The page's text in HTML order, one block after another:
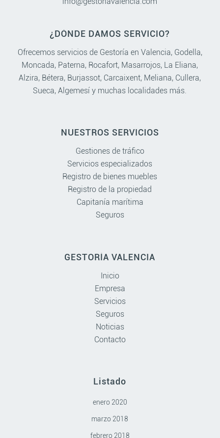
¿DÓNDE DAMOS SERVICIO?
Ofrecemos servicios de Gestoría en Valencia, Godella,
Moncada, Paterna, Rocafort, Masarrojos, La Eliana,
Alzira, Bétera, Burjassot, Carcaixent, Meliana, Cullera,
Sueca,Algemesí y muchas localidades más.
NUESTROS SERVICIOS
Gestiones de tráfico
Servicios especializados
Registro de bienes muebles
Registro de la propiedad
Capitanía marítima
Seguros
GESTORÍA VALENCIA
Inicio
Empresa
Servicios
Seguros
Noticias
Contacto
Listado
enero 2020
marzo 2018
febrero 2018